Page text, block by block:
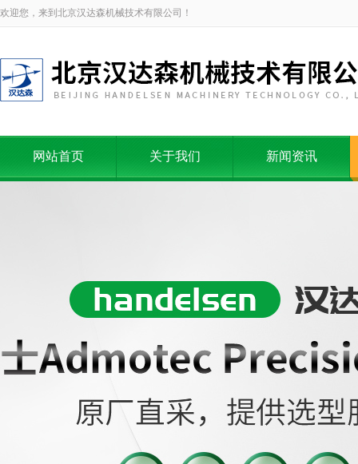
欢迎您，来到北京汉达森机械技术有限公司！
网站首页 关于我们 新闻资讯